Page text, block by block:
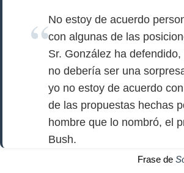
No estoy de acuerdo
con algunas de las
Sr. González ha
no debería ser una
yo no estoy de acuerdo
de las propuestas hechas
hombre que lo nombró, el
Bush.
Frase de